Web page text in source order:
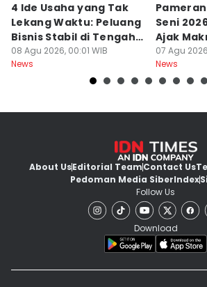
4 Ide Usaha yang Tak
Lekang Waktu: Peluang
Bisnis Stabil di Tengah
Perubahan
08 Agu 2026, 00:01 WIB
News
Seni
Ajak
Maritim
07 Agu
News
About UsEditorial TeamContact Us
Pedoman Media SiberIndex
Follow Us
Download